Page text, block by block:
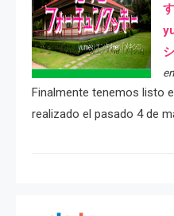
Finalmente tenemos listo
realizado el pasado 4 de